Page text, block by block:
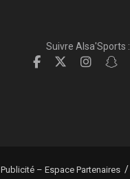
Suivre Alsa'Sports :
Publicité – Espace Partenaires